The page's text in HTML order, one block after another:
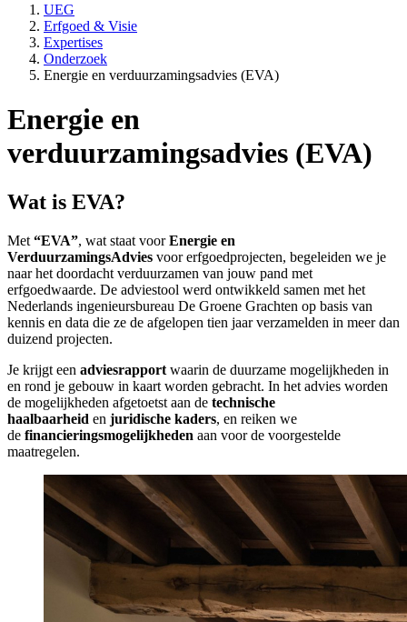
UEG
Erfgoed & Visie
Expertises
Onderzoek
Energie en verduurzamingsadvies (EVA)
Energie en
verduurzamingsadvies (EVA)
Wat is EVA?
Met “EVA”, wat staat voorEnergie en
VerduurzamingsAdvies voor erfgoedprojecten, begeleiden we je
naar het doordacht verduurzamen van jouw pand met
erfgoedwaarde. De adviestool werd ontwikkeld samen met het
Nederlands ingenieursbureau De Groene Grachten op basis van
kennis en data die ze de afgelopen tien jaar verzamelden in meer dan
duizend projecten.
Je krijgt een adviesrapport waarin de duurzame mogelijkheden in
en rond je gebouw in kaart worden gebracht. In het advies worden
de mogelijkheden afgetoetst aan de technische
haalbaarheid en juridische kaders, en reiken we
de financieringsmogelijkheden aan voor de voorgestelde
maatregelen.